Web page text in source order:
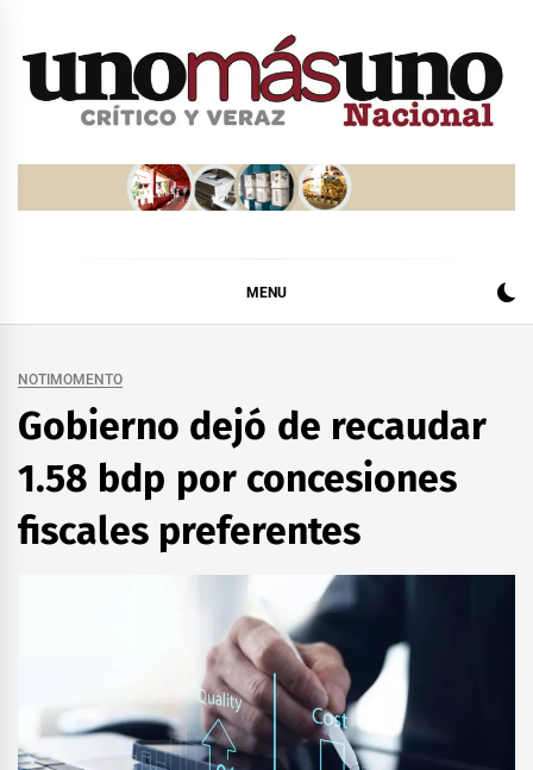
MENU
NOTIMOMENTO
Gobierno dejó de recaudar
1.58 bdp por concesiones
fiscales preferentes